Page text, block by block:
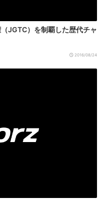
JGTC）を制覇した歴代チャ
2016/08/24